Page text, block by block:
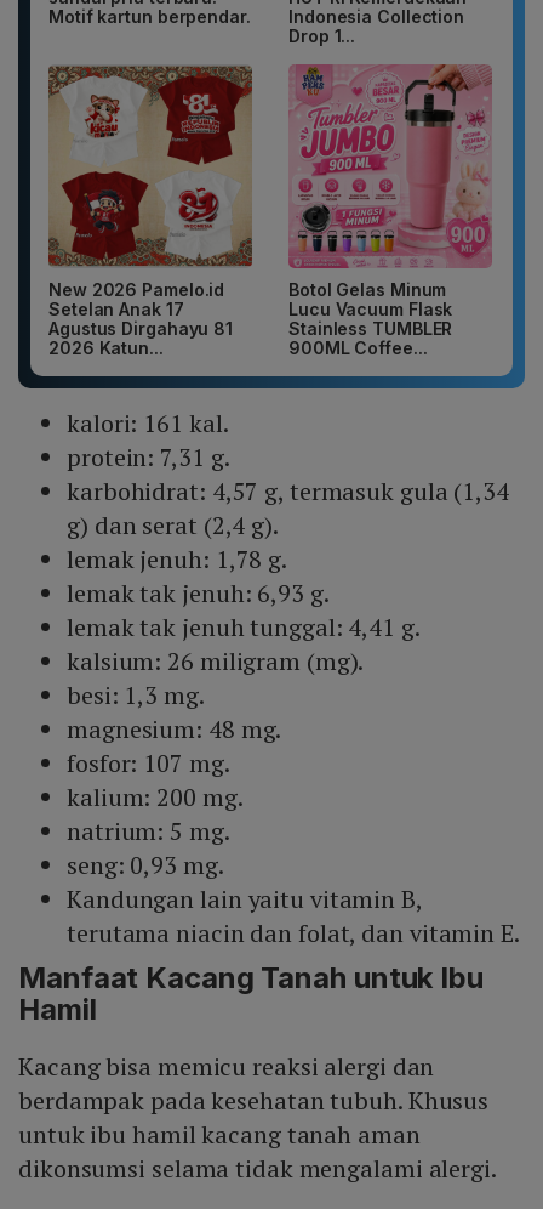
Motif kartun berpendar.
Indonesia Collection
Drop 1...
New 2026 Pamelo.id
Setelan Anak 17
Agustus Dirgahayu 81
2026 Katun...
Botol Gelas Minum
Lucu Vacuum Flask
Stainless TUMBLER
900ML Coffee...
kalori: 161 kal.
protein: 7,31 g.
karbohidrat: 4,57 g, termasuk gula (1,34
g) dan serat (2,4 g).
lemak jenuh: 1,78 g.
lemak tak jenuh: 6,93 g.
lemak tak jenuh tunggal: 4,41 g.
kalsium: 26 miligram (mg).
besi: 1,3 mg.
magnesium: 48 mg.
fosfor: 107 mg.
kalium: 200 mg.
natrium: 5 mg.
seng: 0,93 mg.
Kandungan lain yaitu vitamin B,
terutama niacin dan folat, dan vitamin E.
Manfaat Kacang Tanah untuk Ibu
Hamil
Kacang bisa memicu reaksi alergi dan
berdampak pada kesehatan tubuh. Khusus
untuk ibu hamil kacang tanah aman
dikonsumsi selama tidak mengalami alergi.